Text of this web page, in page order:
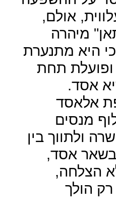
אולם,
מיהרה
היא מתנערת
תחת
אסד.
אלאסד
מנסים
ולתווך בין
אסד,
הצלחה,
הולך